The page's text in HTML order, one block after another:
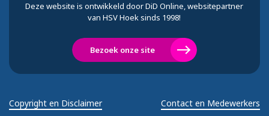
Deze website is ontwikkeld door DiD Online, websitepartner
van HSV Hoek sinds 1998!
Bezoek onze site
Copyright en Disclaimer Contact en Medewerkers